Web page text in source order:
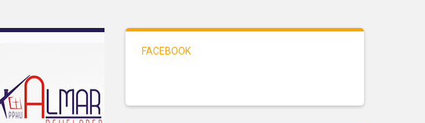
FACEBOOK